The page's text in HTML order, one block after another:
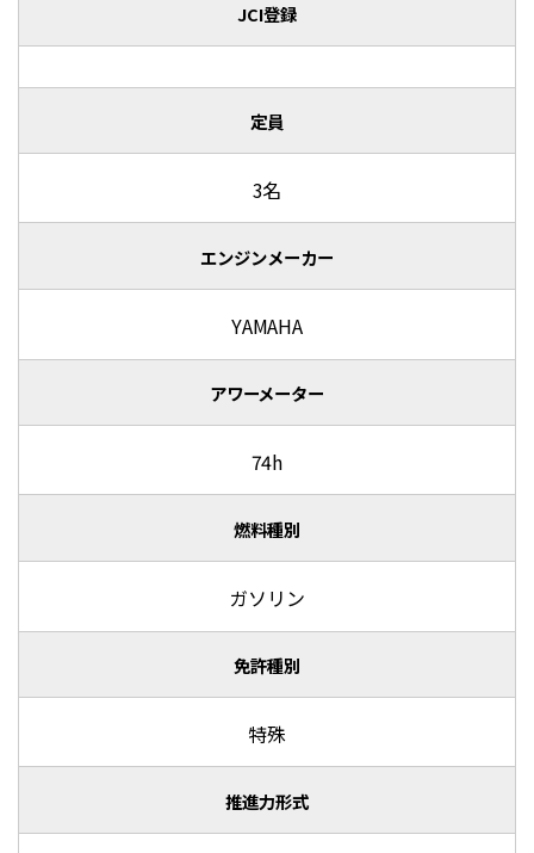
JCI登録
定員
3名
エンジンメーカー
YAMAHA
アワーメーター
74h
燃料種別
ガソリン
免許種別
特殊
推進力形式